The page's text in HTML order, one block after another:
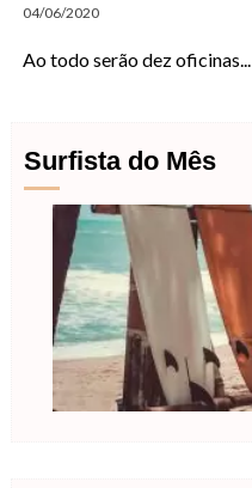
04/06/2020
Ao todo serão dez oficinas...
Surfista do Mês